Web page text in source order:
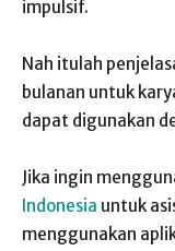
impulsif.
Nah itulah
bulanan untuk
dapat digunakan
Jika ingin
Indonesia untuk
menggunakan